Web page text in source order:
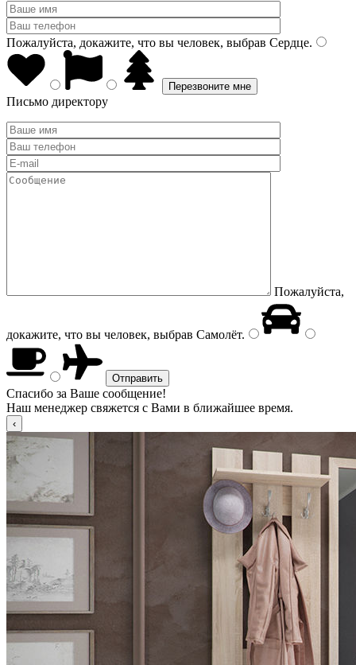
Пожалуйста, докажите, что вы человек, выбрав Сердце.
Письмо директору
Пожалуйста,
докажите, что вы человек, выбрав Самолёт.
Спасибо за Ваше сообщение!
Наш менеджер свяжется с Вами в ближайшее время.